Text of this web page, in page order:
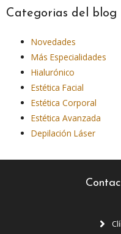
Categorias del blog
Novedades
Más Especialidades
Hialurónico
Estética Facial
Estética Corporal
Estética Avanzada
Depilación Láser